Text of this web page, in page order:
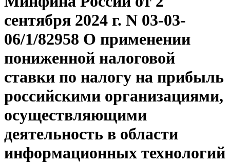
сентября 2024 г. N 03-03-
06/1/82958 О применении
пониженной налоговой
ставки по налогу на прибыль
российскими организациями,
осуществляющими
деятельность в области
информационных технологий